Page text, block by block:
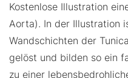
Kostenlose Illustration
Aorta). In der Illustration
Wandschichten der
gelöst und bilden so ein
zu einer